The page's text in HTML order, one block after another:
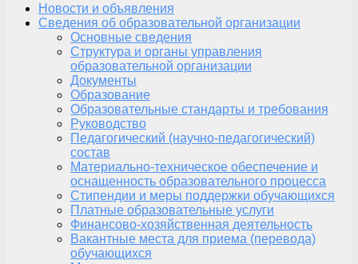
Новости и объявления
Сведения об образовательной организации
Основные сведения
Структура и органы управления
образовательной организации
Документы
Образование
Образовательные стандарты и требования
Руководство
Педагогический (научно-педагогический)
состав
Материально-техническое обеспечение и
оснащенность образовательного процесса
Стипендии и меры поддержки обучающихся
Платные образовательные услуги
Финансово-хозяйственная деятельность
Вакантные места для приема (перевода)
обучающихся